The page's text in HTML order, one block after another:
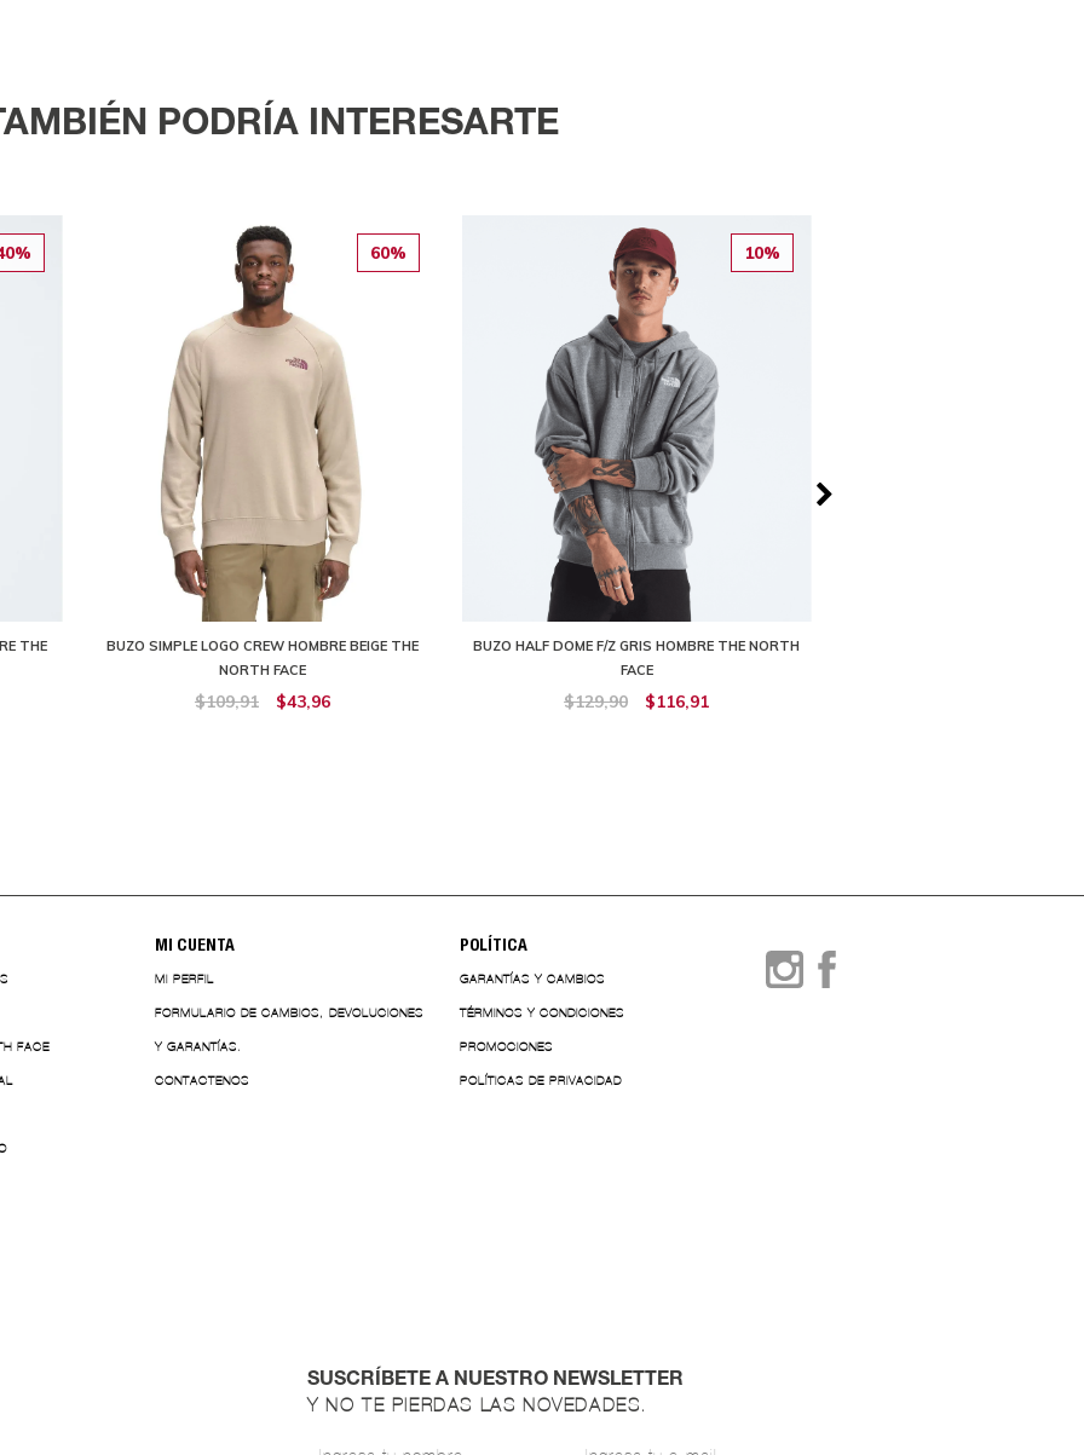
PODRÍA INTERESARTE
THE
60%
BUZO SIMPLE LOGO CREW HOMBRE BEIGE THE
NORTH FACE
$109,91 $43,96
10%
BUZO HALF DOME F/Z GRIS HOMBRE THE NORTH
FACE
$129,90 $116,91
FACE
MI CUENTA
MI PERFIL
FORMULARIO DE CAMBIOS, DEVOLUCIONES
Y GARANTÍAS.
CONTACTENOS
POLÍTICA
GARANTÍAS Y CAMBIOS
TÉRMINOS Y CONDICIONES
PROMOCIONES
POLÍTICAS DE PRIVACIDAD
SUSCRÍBETE A NUESTRO NEWSLETTER
Y NO TE PIERDAS LAS NOVEDADES.